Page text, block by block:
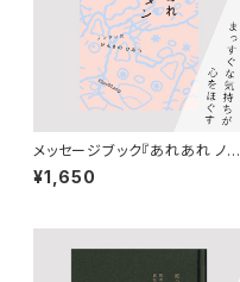
メッセージブック『あれあれ ノン
タン』絵・ことば：キヨノサチコ
¥1,650